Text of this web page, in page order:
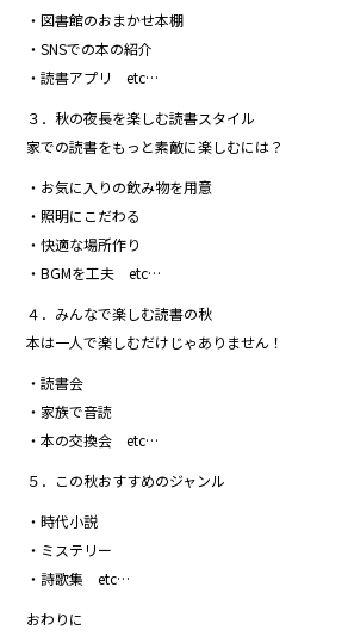
・図書館のおまかせ本棚
・SNSでの本の紹介
・読書アプリ etc…
３．秋の夜長を楽しむ読書スタイル
家での読書をもっと素敵に楽しむには？
・お気に入りの飲み物を用意
・照明にこだわる
・快適な場所作り
・BGMを工夫 etc…
４．みんなで楽しむ読書の秋
本は一人で楽しむだけじゃありません！
・読書会
・家族で音読
・本の交換会 etc…
５．この秋おすすめのジャンル
・時代小説
・ミステリー
・詩歌集 etc…
おわりに